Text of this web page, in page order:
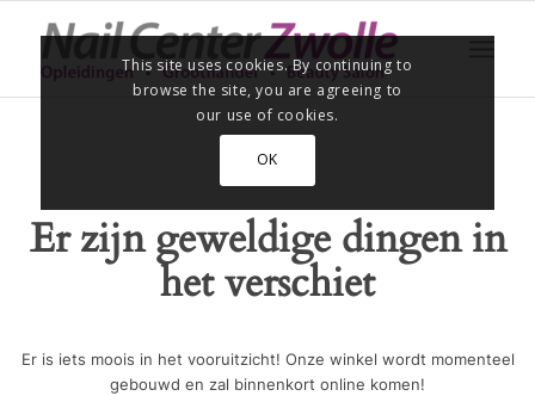
Er zijn geweldige dingen in
het verschiet
Er is iets moois in het vooruitzicht! Onze winkel wordt momenteel
gebouwd en zal binnenkort online komen!
This site uses cookies. By continuing to
browse the site, you are agreeing to
our use of cookies.
OK